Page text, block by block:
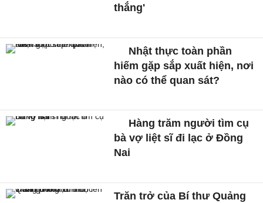
thắng'
Nhật thực toàn phần
hiếm gặp sắp xuất hiện, nơi
nào có thể quan sát?
Hàng trăm người tìm cụ
bà vợ liệt sĩ đi lạc ở Đồng
Nai
Trăn trở của Bí thư Quảng